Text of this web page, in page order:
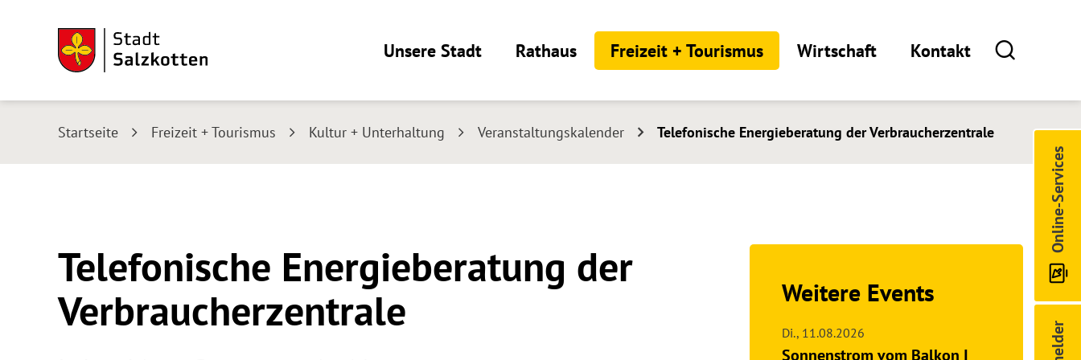
Unsere Stadt Rathaus Freizeit + Tourismus Wirtschaft Kontakt
Online-Services
Startseite Freizeit + Tourismus Kultur + Unterhaltung Veranstaltungskalender Telefonische Energieberatung der Verbraucherzentrale
Telefonische Energieberatung der
Verbraucherzentrale
Weitere Events
Di., 11.08.2026
Sonnenstrom vom Balkon I